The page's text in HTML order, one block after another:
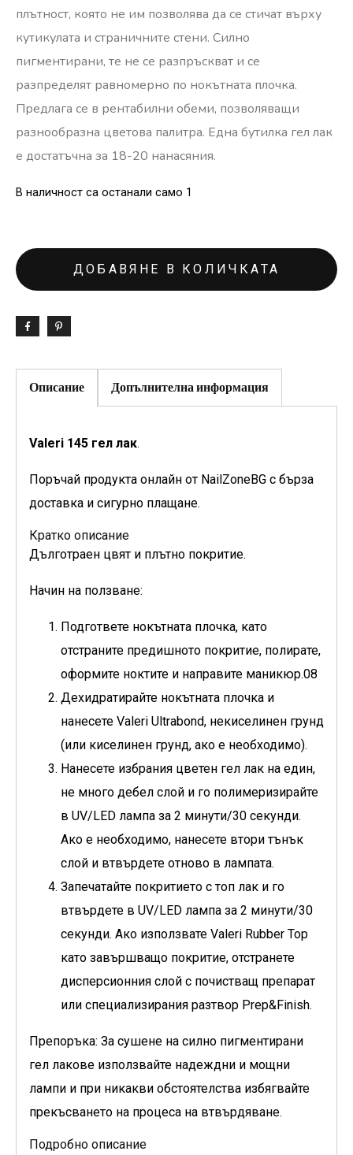
плътност, която не им позволява да се стичат върху
кутикулата и страничните стени. Силно
пигментирани, те не се разпръскват и се
разпределят равномерно по нокътната плочка.
Предлага се в рентабилни обеми, позволяващи
разнообразна цветова палитра. Една бутилка гел лак
е достатъчна за 18-20 нанасяния.
В наличност са останали само 1
ДОБАВЯНЕ В КОЛИЧКАТА
Описание Допълнителна информация
Valeri 145 гел лак.
Поръчай продукта онлайн от NailZoneBG с бърза
доставка и сигурно плащане.
Кратко описание
Дълготраен цвят и плътно покритие.
Начин на ползване:
Подгответе нокътната плочка, като
отстраните предишното покритие, полирате,
оформите ноктите и направите маникюр.08
Дехидратирайте нокътната плочка и
нанесете Valeri Ultrabond, некиселинен грунд
(или киселинен грунд, ако е необходимо).
Нанесете избрания цветен гел лак на един,
не много дебел слой и го полимеризирайте
в UV/LED лампа за 2 минути/30 секунди.
Ако е необходимо, нанесете втори тънък
слой и втвърдете отново в лампата.
Запечатайте покритието с топ лак и го
втвърдете в UV/LED лампа за 2 минути/30
секунди. Ако използвате Valeri Rubber Top
като завършващо покритие, отстранете
дисперсионния слой с почистващ препарат
или специализирания разтвор Prep&Finish.
Препоръка: За сушене на силно пигментирани
гел лакове използвайте надеждни и мощни
лампи и при никакви обстоятелства избягвайте
прекъсването на процеса на втвърдяване.
Подробно описание